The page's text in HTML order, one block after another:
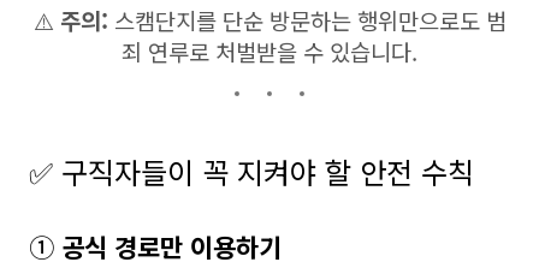
⚠️ 주의: 스캠단지를 단순 방문하는 행위만으로도 범
죄 연루로 처벌받을 수 있습니다.
✅ 구직자들이 꼭 지켜야 할 안전 수칙
① 공식 경로만 이용하기